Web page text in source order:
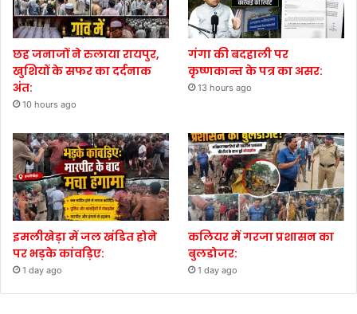
छह जनाजों ने रुलाया रायपुर,
खुशियों के सफर का दर्दनाक
अंत:
10 hours ago
गंगा की बदहाली पर
कृष्णकान्त के पत्र का असर:
13 hours ago
इमलीखेड़ा में जल खंडित होने
पर भड़के कांवड़िए:
1 day ago
कलियर में गरजा प्रशासन का
बुलडोजर:
1 day ago